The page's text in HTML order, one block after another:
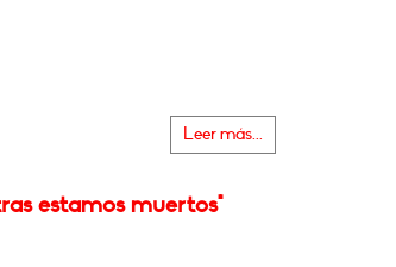
Leer más...
estamos muertos"